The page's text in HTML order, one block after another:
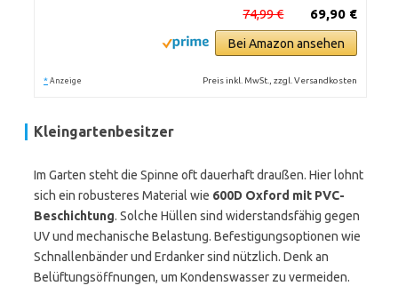
69,90 €
74,99 €
Bei Amazon ansehen
* Anzeige Preis inkl. MwSt., zzgl. Versandkosten
Kleingartenbesitzer
Im Garten steht die Spinne oft dauerhaft draußen. Hier lohnt
sich ein robusteres Material wie 600D Oxford mit PVC-
Beschichtung. Solche Hüllen sind widerstandsfähig gegen
UV und mechanische Belastung. Befestigungsoptionen wie
Schnallenbänder und Erdanker sind nützlich. Denk an
Belüftungsöffnungen, um Kondenswasser zu vermeiden.